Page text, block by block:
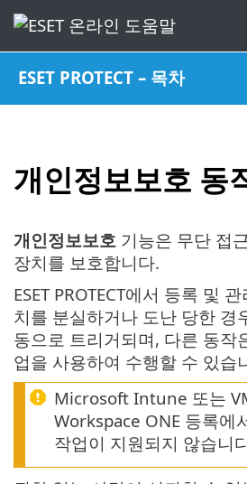
ESET PROTECT – 목차
개인정보보호 동
개인정보보호 기능은 무단 접
장치를 보호합니다.
ESET PROTECT에서 등록 및
치를 분실하거나 도난 당한 경
동으로 트리거되며, 다른 동작
업을 사용하여 수행할 수 있습
Microsoft Intune 또는
Workspace ONE 등록에
작업이 지원되지 않습니